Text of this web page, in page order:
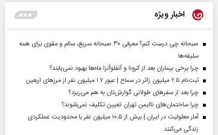
اخبار ویژه
صبحانه چی درست کنم؟ معرفی ۳۰ صبحانه سریع، سالم و مقوی برای همه
سلیقه‌ها
چرا برخی بیماران بعد از کرونا و آنفلوآنزا ماه‌ها بهبود نمی‌یابند؟
ثبت‌نام ۲.۵ میلیون زائر در سماح | عبور ۱.۷ میلیون نفر از مرز‌های اربعین
چرا بعد از سفرهای طولانی گوارش‌تان به هم می‌ریزد؟
چرا ساختمان‌های ناایمن تهران تعیین تکلیف نمی‌شوند؟
آمار معلولیت در ایران | بیش از ۱۰.۵ میلیون نفر با محدودیت عملکردی
زندگی می‌کنند